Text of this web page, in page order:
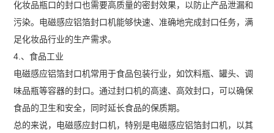
化妆品瓶口的封口也需要高质量的密封效果，以防止产品泄漏和
污染。电磁感应铝箔封口机能够快速、准确地完成封口任务，满
足化妆品行业的生产需求。
4.、食品工业
电磁感应铝箔封口机常用于食品包装行业，如饮料瓶、罐头、调
味品瓶等容器的封口。通过封口机的高速、高效封口，可以确保
食品的卫生和安全，同时延长食品的保质期。
总的来说，电磁感应封口机，特别是电磁感应铝箔封口机，以其